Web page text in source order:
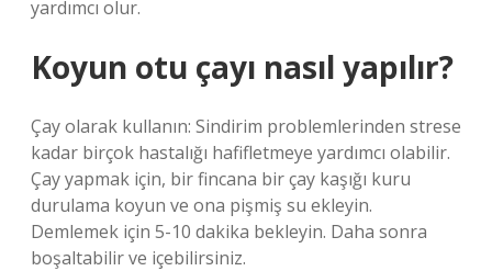
yardımcı olur.
Koyun otu çayı nasıl yapılır?
Çay olarak kullanın: Sindirim problemlerinden strese
kadar birçok hastalığı hafifletmeye yardımcı olabilir.
Çay yapmak için, bir fincana bir çay kaşığı kuru
durulama koyun ve ona pişmiş su ekleyin.
Demlemek için 5-10 dakika bekleyin. Daha sonra
boşaltabilir ve içebilirsiniz.